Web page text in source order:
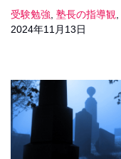
受験勉強, 塾長の指導観,
2024年11月13日